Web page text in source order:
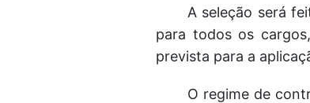
A seleção será
para todos os
prevista para a
O regime de